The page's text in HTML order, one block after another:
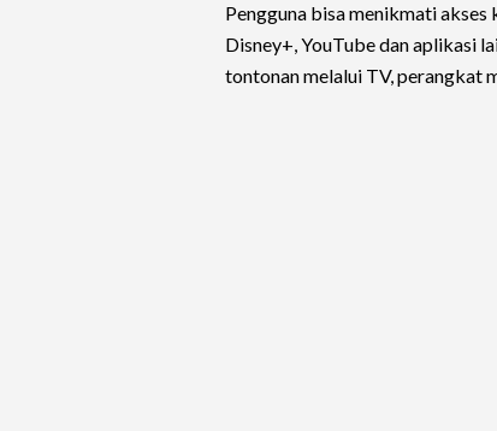
Pengguna bisa menikmati
Disney+, YouTube dan aplikasi
tontonan melalui TV, perangkat